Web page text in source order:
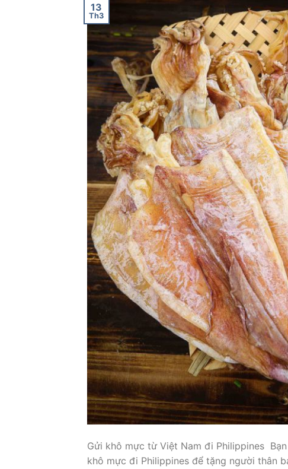
13
Th3
Gửi khô mực từ Việt Nam đi Philippines
khô mực đi Philippines để tặng người thân